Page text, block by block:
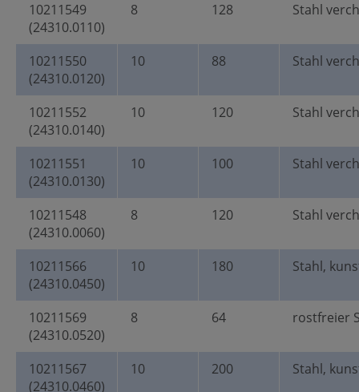
10211549
(24310.0110)
8 128 Stahl
10211550
(24310.0120)
10 88 Stahl
10211552
(24310.0140)
10 120 Stahl
10211551
(24310.0130)
10 100 Stahl
10211548
(24310.0060)
8 120 Stahl
10211566
(24310.0450)
10 180 Stahl,
10211569
(24310.0520)
8 64 rostfreier
10211567
(24310.0460)
10 200 Stahl,